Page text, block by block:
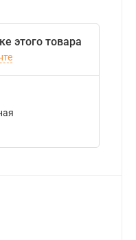
этого товара